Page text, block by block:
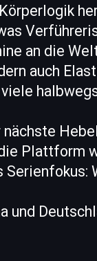
an die
auch
nächste
Plattform
Serienfokus:
und